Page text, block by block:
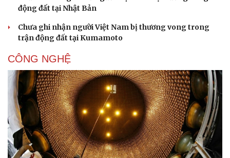
động đất tại Nhật Bản
Chưa ghi nhận người Việt Nam bị thương vong trong
trận động đất tại Kumamoto
CÔNG NGHỆ